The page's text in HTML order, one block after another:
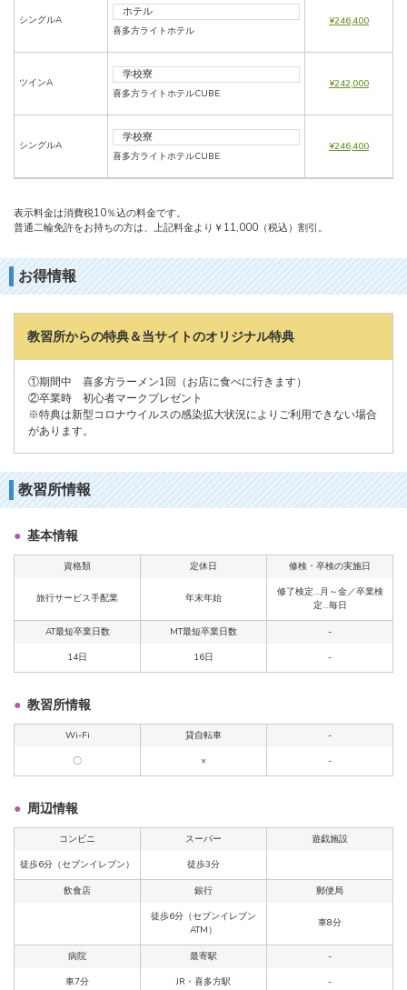
シングルA
ホテル
喜多方ライトホテル
¥246,400
ツインA
学校寮
喜多方ライトホテルCUBE
¥242,000
シングルA
学校寮
喜多方ライトホテルCUBE
¥246,400
表示料金は消費税10％込の料金です。
普通二輪免許をお持ちの方は、上記料金より￥11,000（税込）割引。
お得情報
教習所からの特典＆当サイトのオリジナル特典
①期間中 喜多方ラーメン1回（お店に食べに行きます）
②卒業時 初心者マークプレゼント
※特典は新型コロナウイルスの感染拡大状況によりご利用できない場合
があります。
教習所情報
基本情報
資格類 定休日 修検・卒検の実施日
旅行サービス手配業 年末年始
修了検定…月～金／卒業検
定…毎日
AT最短卒業日数 MT最短卒業日数
-
14日
16日 -
教習所情報
Wi-Fi 貸自転車
-
〇
× -
周辺情報
コンビニ スーパー
遊戯施設
徒歩6分（セブンイレブン）
徒歩3分
飲食店 銀行
郵便局
徒歩6分（セブンイレブン
ATM）
車8分
病院 最寄駅
-
車7分
JR・喜多方駅 -